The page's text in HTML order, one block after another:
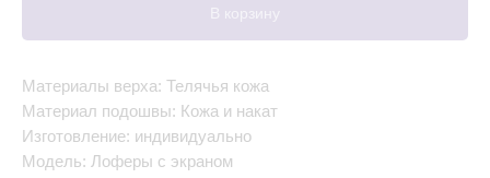
В корзину
Материалы верха: Телячья кожа
Материал подошвы: Кожа и накат
Изготовление: индивидуально
Модель: Лоферы с экраном